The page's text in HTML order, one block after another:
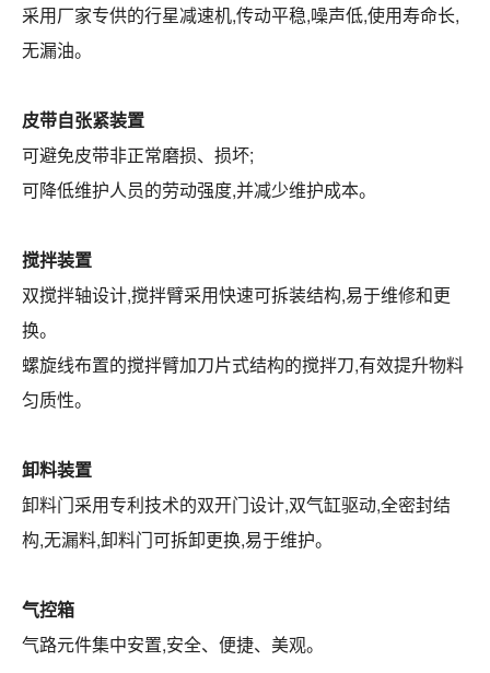
采用厂家专供的行星减速机,传动平稳,噪声低,使用寿命长,
无漏油。
皮带自张紧装置
可避免皮带非正常磨损、损坏;
可降低维护人员的劳动强度,并减少维护成本。
搅拌装置
双搅拌轴设计,搅拌臂采用快速可拆装结构,易于维修和更
换。
螺旋线布置的搅拌臂加刀片式结构的搅拌刀,有效提升物料
匀质性。
卸料装置
卸料门采用专利技术的双开门设计,双气缸驱动,全密封结
构,无漏料,卸料门可拆卸更换,易于维护。
气控箱
气路元件集中安置,安全、便捷、美观。